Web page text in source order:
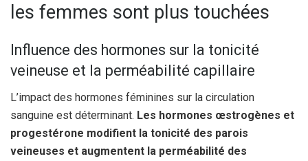
les femmes sont plus touchées
Influence des hormones sur la tonicité
veineuse et la perméabilité capillaire
L’impact des hormones féminines sur la circulation
sanguine est déterminant. Les hormones œstrogènes et
progestérone modifient la tonicité des parois
veineuses et augmentent la perméabilité des